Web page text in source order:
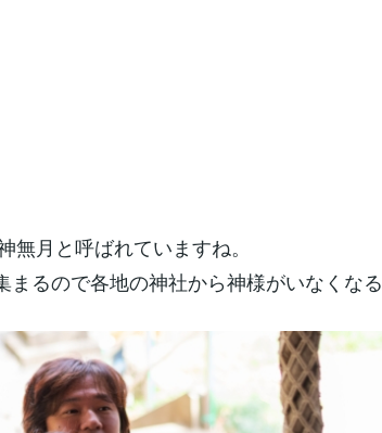
無月と呼ばれていますね。
まるので各地の神社から神様がいなくな